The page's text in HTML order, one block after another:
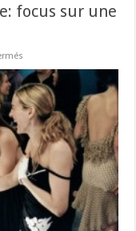
focus sur une
des
vêtements
de
luxe:
focus
sur
une
nouvelle
tendance